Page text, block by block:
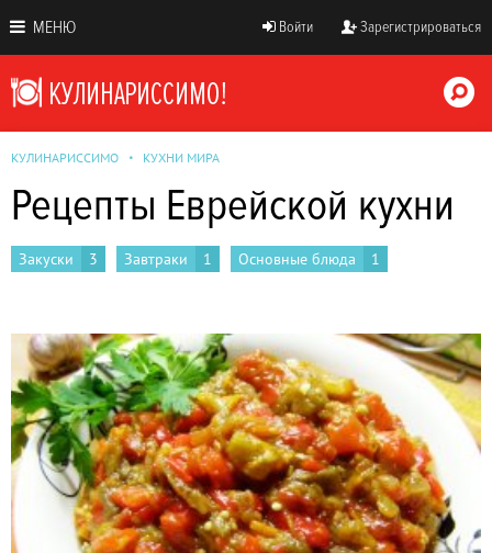
МЕНЮ Войти Зарегистрироваться
КУЛИНАРИССИМО КУХНИ МИРА
Рецепты Еврейской кухни
Закуски 3 Завтраки 1 Основные блюда 1